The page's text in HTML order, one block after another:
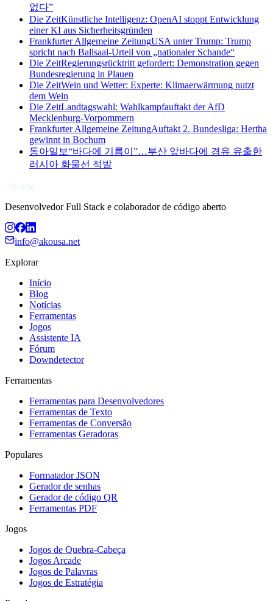
없다”
Die ZeitKünstliche Intelligenz: OpenAI stoppt Entwicklung
einer KI aus Sicherheitsgründen
Frankfurter Allgemeine ZeitungUSA unter Trump: Trump
spricht nach Ballsaal-Urteil von „nationaler Schande“
Die ZeitRegierungsrücktritt gefordert: Demonstration gegen
Bundesregierung in Plauen
Die ZeitWein und Wetter: Experte: Klimaerwärmung nutzt
dem Wein
Die ZeitLandtagswahl: Wahlkampfauftakt der AfD
Mecklenburg-Vorpommern
Frankfurter Allgemeine ZeitungAuftakt 2. Bundesliga: Hertha
gewinnt in Bochum
동아일보“바다에 기름이”…부산 앞바다에 경유 유출한
러시아 화물선 적발
Akousa
Desenvolvedor Full Stack e colaborador de código aberto
info@akousa.net
Explorar
Início
Blog
Notícias
Ferramentas
Jogos
Assistente IA
Fórum
Downdetector
Ferramentas
Ferramentas para Desenvolvedores
Ferramentas de Texto
Ferramentas de Conversão
Ferramentas Geradoras
Populares
Formatador JSON
Gerador de senhas
Gerador de código QR
Ferramentas PDF
Jogos
Jogos de Quebra-Cabeça
Jogos Arcade
Jogos de Palavras
Jogos de Estratégia